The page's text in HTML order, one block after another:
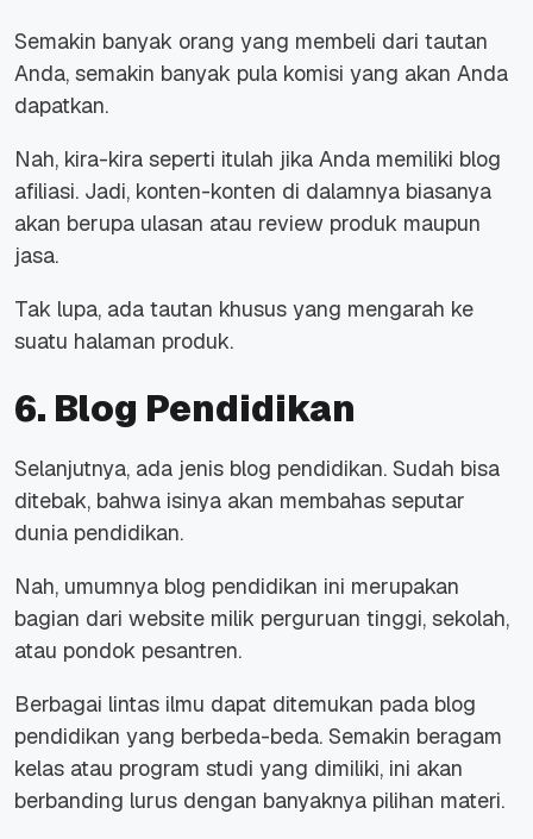
Semakin banyak orang yang membeli dari tautan
Anda, semakin banyak pula komisi yang akan Anda
dapatkan.
Nah, kira-kira seperti itulah jika Anda memiliki blog
afiliasi. Jadi, konten-konten di dalamnya biasanya
akan berupa ulasan atau review produk maupun
jasa.
Tak lupa, ada tautan khusus yang mengarah ke
suatu halaman produk.
6. Blog Pendidikan
Selanjutnya, ada jenis blog pendidikan. Sudah bisa
ditebak, bahwa isinya akan membahas seputar
dunia pendidikan.
Nah, umumnya blog pendidikan ini merupakan
bagian dari website milik perguruan tinggi, sekolah,
atau pondok pesantren.
Berbagai lintas ilmu dapat ditemukan pada blog
pendidikan yang berbeda-beda. Semakin beragam
kelas atau program studi yang dimiliki, ini akan
berbanding lurus dengan banyaknya pilihan materi.